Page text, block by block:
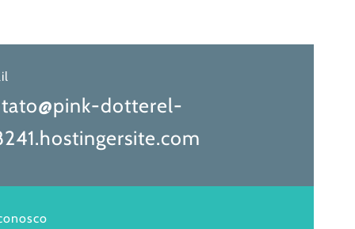
dotterel-